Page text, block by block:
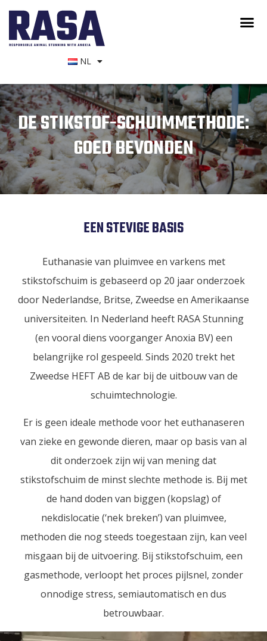
NL
DE STIKSTOF-SCHUIMMETHODE:
GOED BEVONDEN
EEN STEVIGE BASIS
Euthanasie van pluimvee en varkens met
stikstofschuim is gebaseerd op 20 jaar onderzoek
door Nederlandse, Britse, Zweedse en Amerikaanse
universiteiten. In Nederland heeft RASA Stunning
(en vooral diens voorganger Anoxia BV) een
belangrijke rol gespeeld. Sinds 2020 trekt het
Zweedse HEFT AB de kar bij de uitbouw van de
schuimtechnologie.
Er is geen ideale methode voor het euthanaseren
van zieke en gewonde dieren, maar op basis van al
dit onderzoek zijn wij van mening dat
stikstofschuim de minst slechte methode is. Bij met
de hand doden van biggen (kopslag) of
nekdislocatie (‘nek breken’) van pluimvee,
methoden die nog steeds toegestaan zijn, kan veel
misgaan bij de uitvoering. Bij stikstofschuim, een
gasmethode, verloopt het proces pijlsnel, zonder
onnodige stress, semiautomatisch en dus
betrouwbaar.